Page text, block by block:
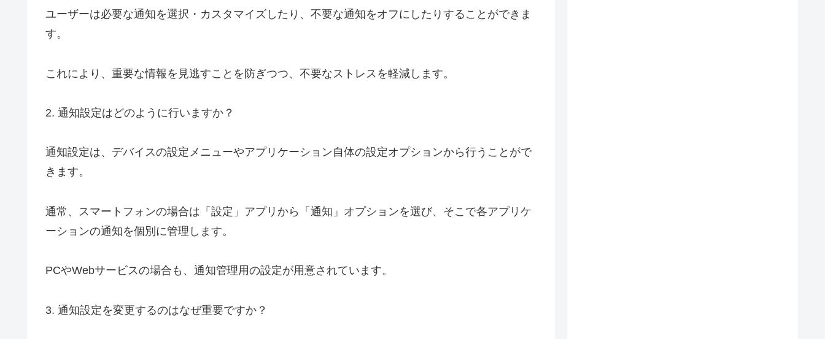
ユーザーは必要な通知を選択・カスタマイズしたり、不要な通知をオフにしたりすることができま
す。
これにより、重要な情報を見逃すことを防ぎつつ、不要なストレスを軽減します。
2. 通知設定はどのように行いますか？
通知設定は、デバイスの設定メニューやアプリケーション自体の設定オプションから行うことがで
きます。
通常、スマートフォンの場合は「設定」アプリから「通知」オプションを選び、そこで各アプリケ
ーションの通知を個別に管理します。
PCやWebサービスの場合も、通知管理用の設定が用意されています。
3. 通知設定を変更するのはなぜ重要ですか？